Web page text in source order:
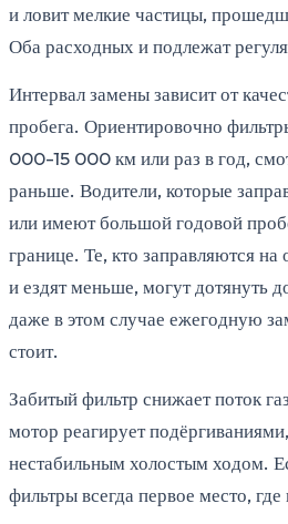
и ловит мелкие частицы,
Оба расходных и подлежат
Интервал замены зависит от
пробега. Ориентировочно
000-15 000 км или раз в год,
раньше. Водители, которые
или имеют большой годовой
границе. Те, кто заправляются
и ездят меньше, могут дотянуть
даже в этом случае ежегодную
стоит.
Забитый фильтр снижает поток
мотор реагирует
нестабильным холостым ходом.
фильтры всегда первое место,